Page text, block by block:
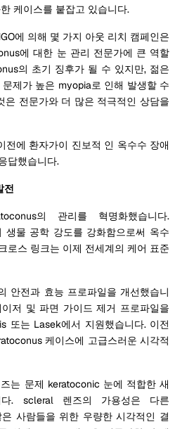
케이스를 붙잡고 있습니다.
에 의해 몇 가지 아웃 리치 캠페인은
에 대한 눈 관리 전문가에 큰 역할
의 초기 징후가 될 수 있지만, 젊은
제가 높은 myopia로 인해 발생할 수
은 전문가와 더 많은 적극적인 상담을
전에 환자가이 진보적 인 옥수수 장애
답했습니다.
전
의 관리를 혁명화했습니다.
물 공학 강도를 강화함으로써 옥수
로스 링크는 이제 전세계의 케어 표준
안전과 효능 프로파일을 개선했습니
저 및 파면 가이드 제거 프로파일을
또는 Lasek에서 지원했습니다. 이전
케이스에 고급스러운 시각적
는 문제 keratoconic 눈에 적합한 새
. scleral 렌즈의 가용성은 다른
사람들을 위한 우량한 시각적인 결